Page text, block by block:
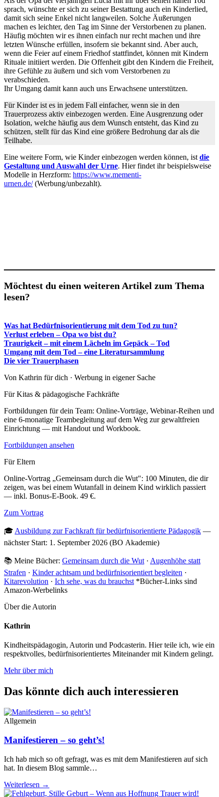
sprach, wünschte er sich zu seiner Bestattung auch ein Kinderlied,
damit sich seine Enkel nicht langweilen. Solche Äußerungen
machen es leichter, den Tag im Sinne der Verstorbenen zu planen.
Häufig möchten wir es ihnen einfach nur recht machen und ihre
letzten Wünsche erfüllen, insofern sie bekannt sind. Aber auch,
wenn die Feier auf einem Friedhof stattfindet, können mit Kindern
Rituale initiiert werden. Die Offenheit gibt den Kindern die Freiheit,
ihre Gefühle zu äußern und sich vom Verstorbenen zu
verabschieden.
Ihr Umgang damit kann auch uns Erwachsene unterstützen.
Für Kinder ist es in jedem Fall einfacher, wenn sie in den
Trauerprozess aktiv einbezogen werden. Eine Ausgrenzung oder
Isolation, welche häufig aus dem Wunsch entsteht, das Kind zu
schützen, stellt für das Kind eine größere Bedrohung dar als die
Teilhabe.
Eine weitere Form, wie Kinder einbezogen werden können, ist die
Gestaltung und Auswahl der Urne. Hier findet ihr beispielsweise
Modelle in Herzform: https://www.mementi-
urnen.de/(Werbung/unbezahlt).
Möchtest du einen weiteren Artikel zum Thema
lesen?
Was hat Bedürfnisorientierung mit dem Tod zu tun?
Verlust erleben – Opa wo bist du?
Traurigkeit – mit einem Lächeln im Gepäck – Tod
Umgang mit dem Tod – eine Literatursammlung
Die vier Trauerphasen
Von Kathrin für dich · Werbung in eigener Sache
Für Kitas & pädagogische Fachkräfte
Fortbildungen für dein Team: Online-Vorträge, Webinar-Reihen und
eine 6-monatige Teambegleitung auf dem Weg zur gewaltfreien
Einrichtung — mit Handout und Workbook.
Fortbildungen ansehen
Für Eltern
Online-Vortrag „Gemeinsam durch die Wut": 100 Minuten, die dir
zeigen, was bei einem Wutanfall in deinem Kind wirklich passiert
— inkl. Bonus-E-Book. 49 €.
Zum Vortrag
🎓 Ausbildung zur Fachkraft für bedürfnisorientierte Pädagogik —
nächster Start: 1. September 2026 (BO Akademie)
📚 Meine Bücher: Gemeinsam durch die Wut · Augenhöhe statt
Strafen · Kinder achtsam und bedürfnisorientiert begleiten ·
Kitarevolution · Ich sehe, was du brauchst *Bücher-Links sind
Amazon-Werbelinks
Über die Autorin
Kathrin
Kindheitspädagogin, Autorin und Podcasterin. Hier teile ich, wie ein
respektvolles, bedürfnisorientiertes Miteinander mit Kindern gelingt.
Mehr über mich
Das könnte dich auch interessieren
Allgemein
Manifestieren – so geht’s!
Ich hab mich so oft gefragt, was es mit dem Manifestieren auf sich
hat. In diesem Blog sammle…
Weiterlesen →